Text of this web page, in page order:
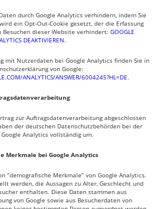
durch Google Analytics verhindern, indem Sie
ein Opt-Out-Cookie gesetzt, der die Erfassung
dieser Website verhindert: GOOGLE
DEAKTIVIEREN.
mit Nutzerdaten bei Google Analytics finden Sie in
von Google:
ANALYTICS/ANSWER/6004245?HL=DE.
zur Auftragsdatenverarbeitung abgeschlossen
der deutschen Datenschutzbehörden bei der
Analytics vollständig um.
Merkmale bei Google Analytics
“demografische Merkmale” von Google Analytics.
werden, die Aussagen zu Alter, Geschlecht und
enthalten. Diese Daten stammen aus
von Google sowie aus Besucherdaten von